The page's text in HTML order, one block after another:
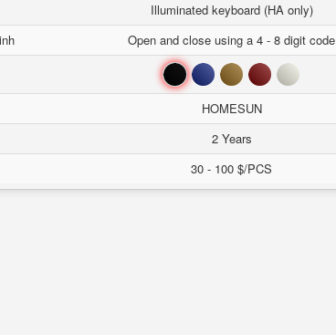
Illuminated keyboard (HA only)
Open and close using a 4 - 8 digit code
Đen Xanh Nâu Đỏ Trắng
HOMESUN
2 Years
30 - 100 $/PCS